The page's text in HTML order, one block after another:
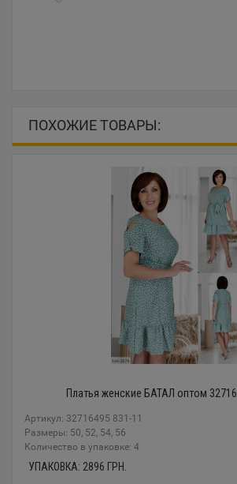
ПОХОЖИЕ ТОВАРЫ:
Платья женские БАТАЛ оптом
Артикул: 32716495 831-11
Размеры: 50, 52, 54, 56
Количество в упаковке: 4
УПАКОВКА: 2896 ГРН.